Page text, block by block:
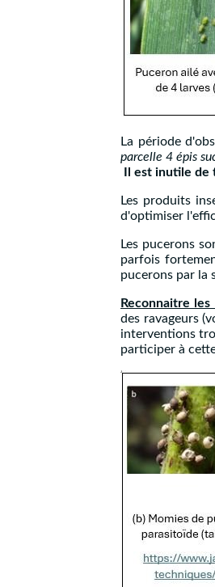
La période
parcelle 4 épis
Il est inutile
Les produits
d'optimiser
Les pucerons
parfois
pucerons par la
Reconnaitre
des ravageurs
interventions
participer à